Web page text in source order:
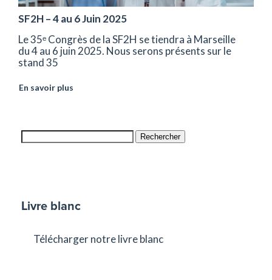
SF2H – 4 au 6 Juin 2025
Le 35ᵉ Congrès de la SF2H se tiendra à Marseille
du 4 au 6 juin 2025. Nous serons présents sur le
stand 35
En savoir plus
Rechercher
Livre blanc
Télécharger notre livre blanc